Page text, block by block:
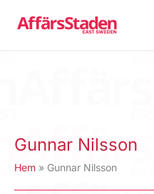
Gunnar Nilsson
Hem Gunnar Nilsson